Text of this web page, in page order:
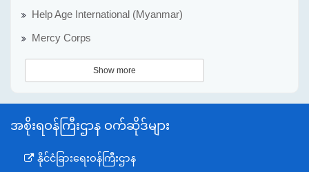
Help Age International (Myanmar)
Mercy Corps
Show more
အစိုးရဝန်ကြီးဌာန ဝက်ဆိုဒ်များ
နိုင်ငံခြားရေးဝန်ကြီးဌာန